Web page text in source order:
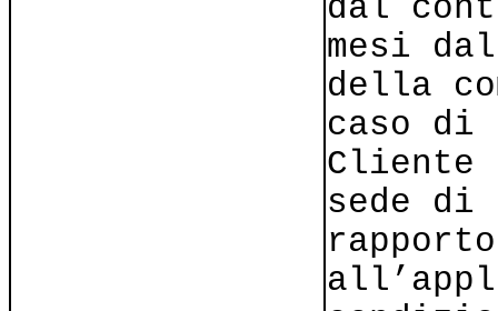
dal
mesi
della
caso di
sede di